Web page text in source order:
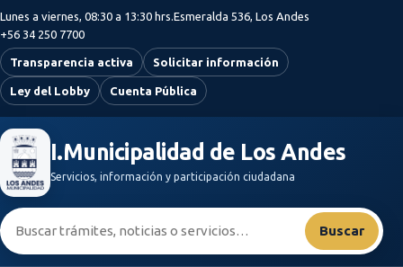
Saltar al contenido principal
Lunes a viernes, 08:30 a 13:30 hrs.Esmeralda 536, Los Andes
+56 34 250 7700
Transparencia activa Solicitar información
Ley del Lobby Cuenta Pública
I.Municipalidad de Los Andes
Servicios, información y participación ciudadana
Buscar:
Buscar